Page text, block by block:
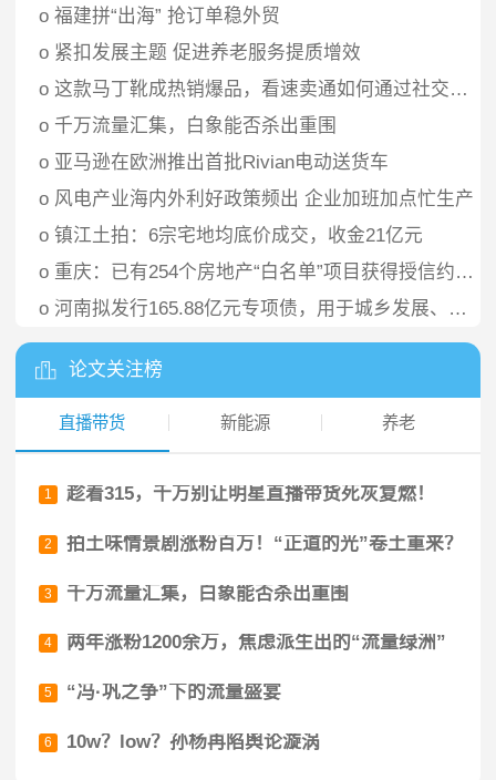
o 福建拼“出海” 抢订单稳外贸
o 紧扣发展主题 促进养老服务提质增效
o 这款马丁靴成热销爆品，看速卖通如何通过社交玩法赋能商家
o 千万流量汇集，白象能否杀出重围
o 亚马逊在欧洲推出首批Rivian电动送货车
o 风电产业海内外利好政策频出 企业加班加点忙生产
o 镇江土拍：6宗宅地均底价成交，收金21亿元
o 重庆：已有254个房地产“白名单”项目获得授信约688亿元
o 河南拟发行165.88亿元专项债，用于城乡发展、棚户区改造等
论文关注榜
直播带货 新能源 养老
1 趁着315，千万别让明星直播带货死灰复燃！
2 拍土味情景剧涨粉百万！“正道的光”卷土重来？
3 千万流量汇集，白象能否杀出重围
4 两年涨粉1200余万，焦虑派生出的“流量绿洲”
5 “冯·巩之争”下的流量盛宴
6 10w？low？孙杨再陷舆论漩涡